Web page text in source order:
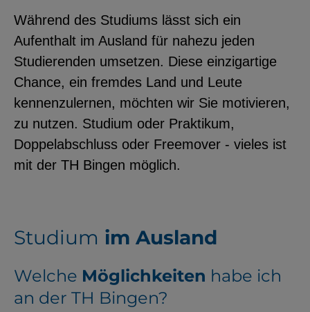
Während des Studiums lässt sich ein
Aufenthalt im Ausland für nahezu jeden
Studierenden umsetzen. Diese einzigartige
Chance, ein fremdes Land und Leute
kennenzulernen, möchten wir Sie motivieren,
zu nutzen. Studium oder Praktikum,
Doppelabschluss oder Freemover - vieles ist
mit der TH Bingen möglich.
Studium im Ausland
Welche Möglichkeiten habe ich
an der TH Bingen?
Standortdaten oder
Stellenanzeigen.
YouTube
ChatBot